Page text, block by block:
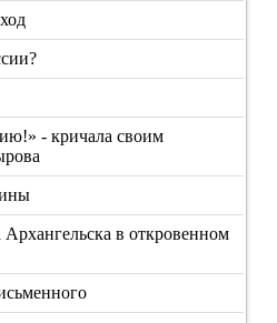
- кричала своим
в откровенном